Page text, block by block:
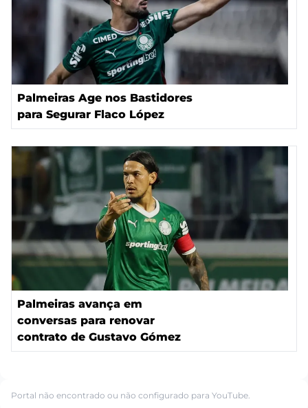
Palmeiras Age nos Bastidores
para Segurar Flaco López
Palmeiras avança em
conversas para renovar
contrato de Gustavo Gómez
Portal não encontrado ou não configurado para YouTube.